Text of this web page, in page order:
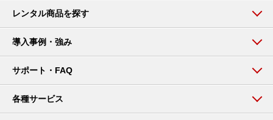
レンタル商品を探す
導入事例・強み
サポート・FAQ
各種サービス